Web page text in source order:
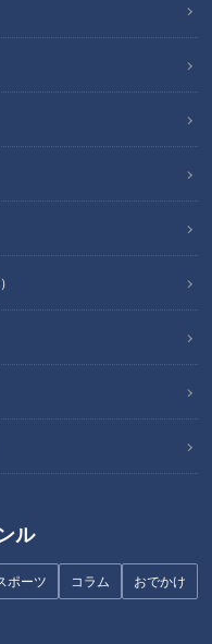
ル
ポーツ コラム おでかけ
ング公式】
じ1